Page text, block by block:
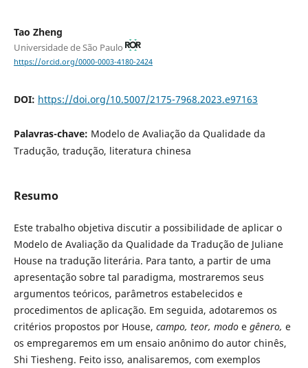
Tao Zheng
Universidade de São Paulo
https://orcid.org/0000-0003-4180-2424
DOI: https://doi.org/10.5007/2175-7968.2023.e97163
Palavras-chave: Modelo de Avaliação da Qualidade da
Tradução, tradução, literatura chinesa
Resumo
Este trabalho objetiva discutir a possibilidade de aplicar o
Modelo de Avaliação da Qualidade da Tradução de Juliane
House na tradução literária. Para tanto, a partir de uma
apresentação sobre tal paradigma, mostraremos seus
argumentos teóricos, parâmetros estabelecidos e
procedimentos de aplicação. Em seguida, adotaremos os
critérios propostos por House, campo, teor, modoe gênero, e
os empregaremos em um ensaio anônimo do autor chinês,
Shi Tiesheng. Feito isso, analisaremos, com exemplos